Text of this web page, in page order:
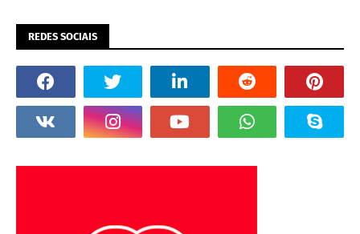
REDES SOCIAIS